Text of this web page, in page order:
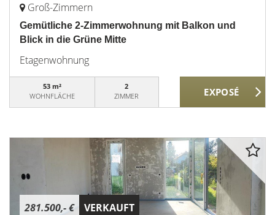
Groß-Zimmern
Gemütliche 2-Zimmerwohnung mit Balkon und
Blick in die Grüne Mitte
Etagenwohnung
53 m²
WOHNFLÄCHE
2
ZIMMER
281.500,- € VERKAUFT